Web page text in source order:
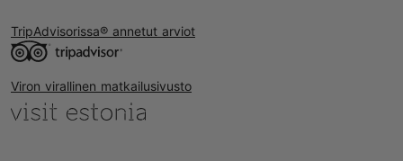
TripAdvisorissa® annetut arviot
Viron virallinen matkailusivusto